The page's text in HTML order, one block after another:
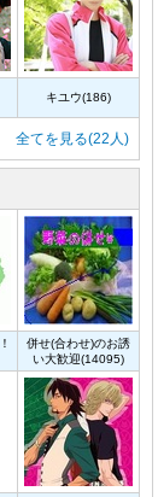
キユウ(186)
全てを見る(22人)
併せ(合わせ)のお誘
い大歓迎(14095)